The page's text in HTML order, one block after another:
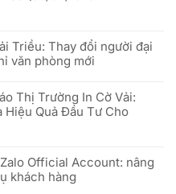
Triều: Thay đổi người đại
văn phòng mới
Thị Trường In Cờ Vải:
Hiệu Quả Đầu Tư Cho
Official Account: nâng
khách hàng